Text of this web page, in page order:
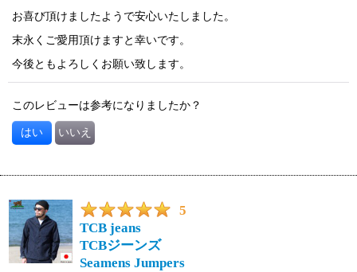
お喜び頂けましたようで安心いたしました。
末永くご愛用頂けますと幸いです。
今後ともよろしくお願い致します。
このレビューは参考になりましたか？
はい いいえ
5
TCB jeans
TCBジーンズ
Seamens Jumpers